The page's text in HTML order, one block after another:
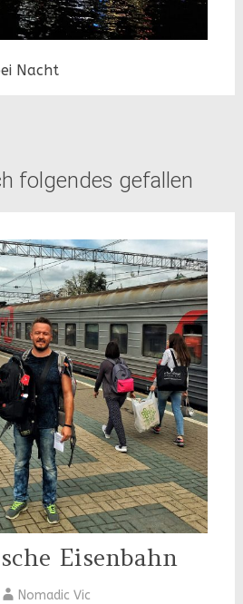
Nacht
folgendes gefallen
Eisenbahn
Nomadic Vic